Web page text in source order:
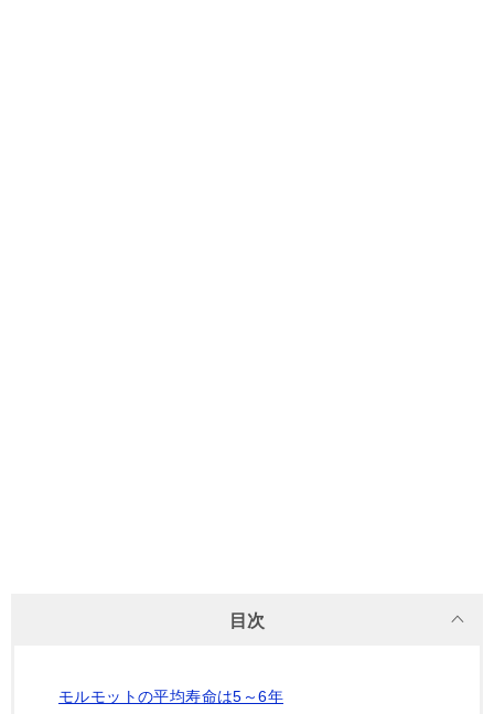
目次
モルモットの平均寿命は5～6年